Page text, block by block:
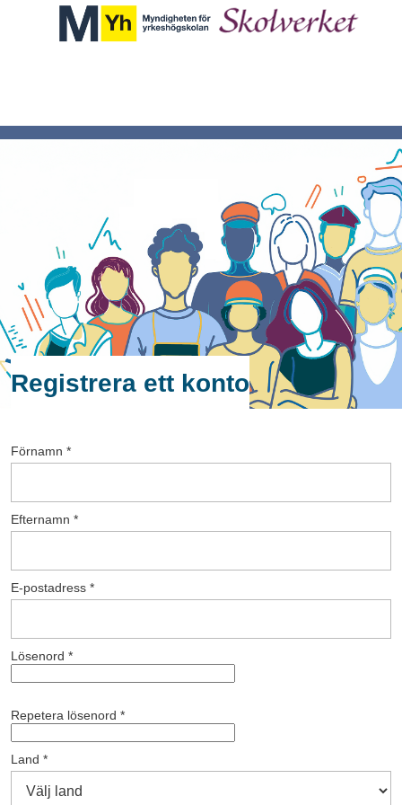
Registrera ett konto
Förnamn *
Efternamn *
E-postadress *
Lösenord *
Repetera lösenord *
Land *